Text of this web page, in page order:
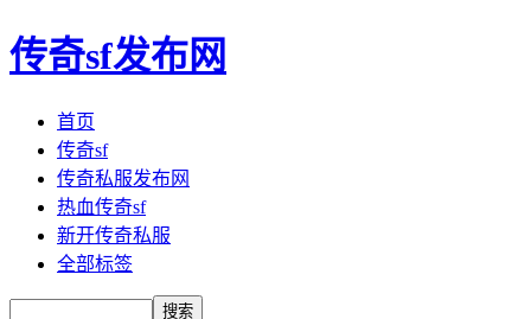
传奇sf发布网
首页
传奇sf
传奇私服发布网
热血传奇sf
新开传奇私服
全部标签